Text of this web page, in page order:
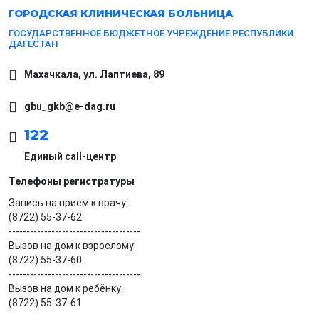
ГОРОДСКАЯ КЛИНИЧЕСКАЯ БОЛЬНИЦА
ГОСУДАРСТВЕННОЕ БЮДЖЕТНОЕ УЧРЕЖДЕНИЕ РЕСПУБЛИКИ
ДАГЕСТАН
Махачкала, ​ул. Лаптиева, 89
gbu_gkb@e-dag.ru
122
Единый call-центр
Телефоны регистратуры
Запись на приём к врачу:
(8722) 55-37-62
-------------------------------------
Вызов на дом к взрослому:
(8722) 55-37-60
-------------------------------------
Вызов на дом к ребёнку:
(8722) 55-37-61